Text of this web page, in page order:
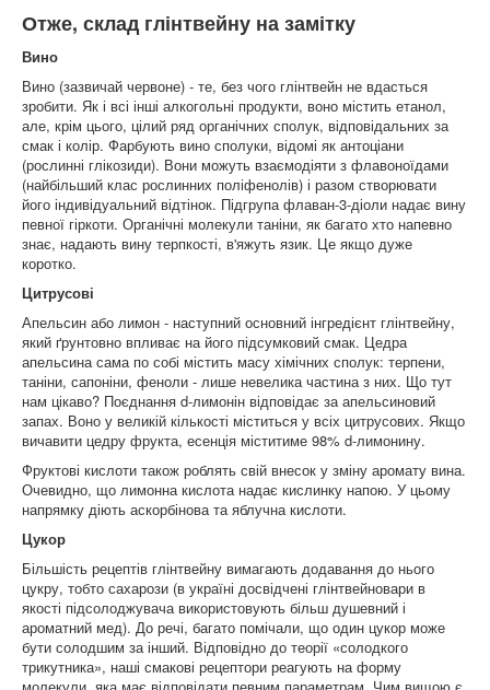
Отже, склад глінтвейну на замітку
Вино
Вино (зазвичай червоне) - те, без чого глінтвейн не вдасться
зробити. Як і всі інші алкогольні продукти, воно містить етанол,
але, крім цього, цілий ряд органічних сполук, відповідальних за
смак і колір. Фарбують вино сполуки, відомі як антоціани
(рослинні глікозиди). Вони можуть взаємодіяти з флавоноїдами
(найбільший клас рослинних поліфенолів) і разом створювати
його індивідуальний відтінок. Підгрупа флаван-3-діоли надає вину
певної гіркоти. Органічні молекули таніни, як багато хто напевно
знає, надають вину терпкості, в'яжуть язик. Це якщо дуже
коротко.
Цитрусові
Апельсин або лимон - наступний основний інгредієнт глінтвейну,
який ґрунтовно впливає на його підсумковий смак. Цедра
апельсина сама по собі містить масу хімічних сполук: терпени,
таніни, сапоніни, феноли - лише невелика частина з них. Що тут
нам цікаво? Поєднання d-лимонін відповідає за апельсиновий
запах. Воно у великій кількості міститься у всіх цитрусових. Якщо
вичавити цедру фрукта, есенція міститиме 98% d-лимонину.
Фруктові кислоти також роблять свій внесок у зміну аромату вина.
Очевидно, що лимонна кислота надає кислинку напою. У цьому
напрямку діють аскорбінова та яблучна кислоти.
Цукор
Більшість рецептів глінтвейну вимагають додавання до нього
цукру, тобто сахарози (в україні досвідчені глінтвейновари в
якості підсолоджувача використовують більш душевний і
ароматний мед). До речі, багато помічали, що один цукор може
бути солодшим за інший. Відповідно до теорії «солодкого
трикутника», наші смакові рецептори реагують на форму